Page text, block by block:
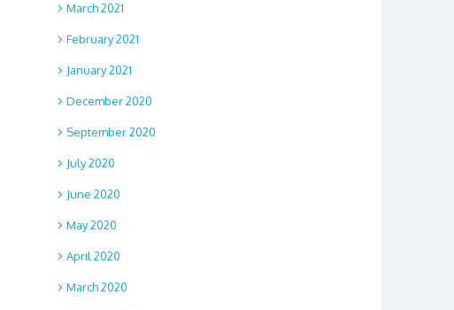
March 2021
February 2021
January 2021
December 2020
September 2020
July 2020
June 2020
May 2020
April 2020
March 2020